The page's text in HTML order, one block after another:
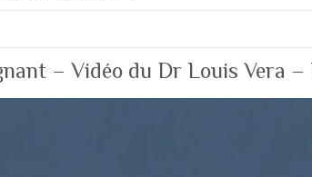
– Vidéo du Dr Louis Vera –